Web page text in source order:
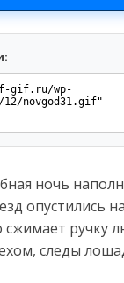
ночь
сжимает
следы